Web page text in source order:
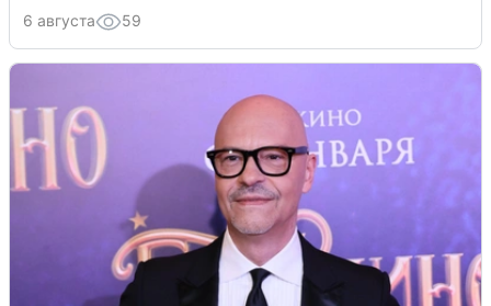
6 августа 59